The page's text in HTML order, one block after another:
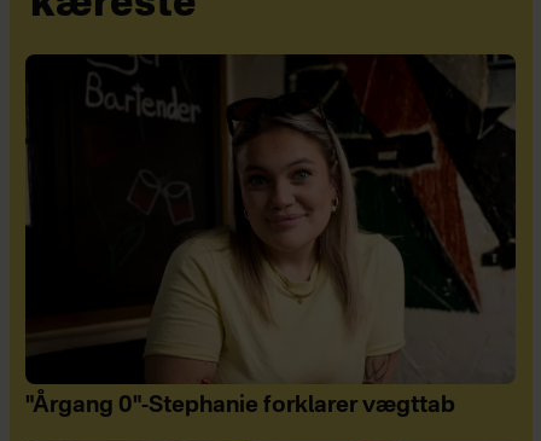
"Årgang 0"-Stephanie forklarer vægttab